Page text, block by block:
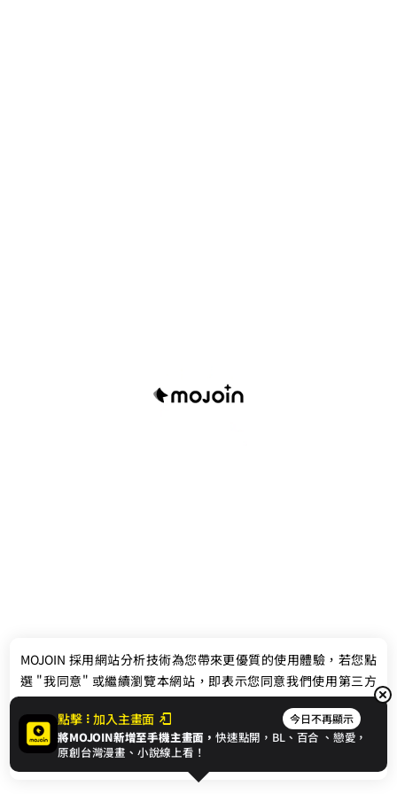
聯絡我們
© 2024 gamania Digital Entertainment Co., Ltd.
點擊 加入主畫面 今日不再顯示
將MOJOIN新增至手機主畫面，快速點開，BL、 百合 、戀愛，
原創台灣漫畫、小說線上看！
MOJOIN 採用網站分析技術為您帶來更優質的使用體驗，若您點
選 "我同意" 或繼續瀏覽本網站，即表示您同意我們使用第三方
Cookie，欲瞭解更多資訊請見隱私權政策。
我同意